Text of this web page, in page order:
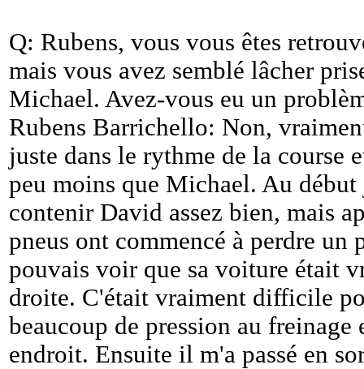
Q: Rubens, vous vous êtes
mais vous avez semblé lâcher
Michael. Avez-vous eu un
Rubens Barrichello: Non,
juste dans le rythme de la course
peu moins que Michael. Au
contenir David assez bien, mais
pneus ont commencé à perdre un
pouvais voir que sa voiture était
droite. C'était vraiment difficile
beaucoup de pression au
endroit. Ensuite il m'a passé en